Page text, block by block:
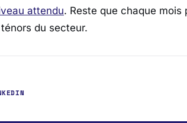
attendu. Reste que chaque mois
du secteur.